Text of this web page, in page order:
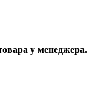
ара у менеджера.